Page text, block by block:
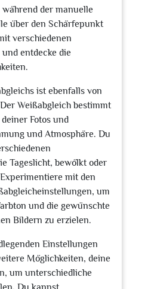
der manuelle
über den Schärfepunkt
verschiedenen
entdecke die
ist ebenfalls von
Weißabgleich bestimmt
Fotos und
und Atmosphäre. Du
Tageslicht, bewölkt oder
mit den
um
und die gewünschte
Bildern zu erzielen.
Einstellungen
Möglichkeiten, deine
um unterschiedliche